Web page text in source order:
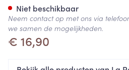
€ 16,90
Niet beschikbaar
Neem contact op met ons via
we samen de mogelijkheden.